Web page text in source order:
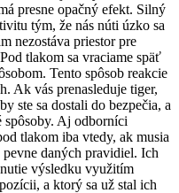
presne opačný efekt. Silný
tým, že nás núti úzko sa
nezostáva priestor pre
tlakom sa vraciame späť
Tento spôsob reakcie
Ak vás prenasleduje tiger,
ste sa dostali do bezpečia, a
spôsoby. Aj odborníci
tlakom iba vtedy, ak musia
daných pravidiel. Ich
výsledku využitím
a ktorý sa už stal ich